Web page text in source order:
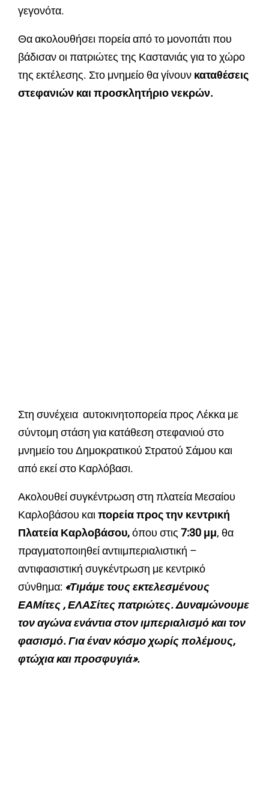
γεγονότα.
Θα ακολουθήσει πορεία από το μονοπάτι που
βάδισαν οι πατριώτες της Καστανιάς για το χώρο
της εκτέλεσης. Στο μνημείο θα γίνουν καταθέσεις
στεφανιών και προσκλητήριο νεκρών.
Στη συνέχεια αυτοκινητοπορεία προς Λέκκα με
σύντομη στάση για κατάθεση στεφανιού στο
μνημείο του Δημοκρατικού Στρατού Σάμου και
από εκεί στο Καρλόβασι.
Ακολουθεί συγκέντρωση στη πλατεία Μεσαίου
Καρλοβάσου καιπορεία προς την κεντρική
Πλατεία Καρλοβάσου,όπου στις 7:30 μμ, θα
πραγματοποιηθεί αντιιμπεριαλιστική –
αντιφασιστική συγκέντρωση με κεντρικό
σύνθημα: «Τιμάμε τους εκτελεσμένους
ΕΑΜίτες , ΕΛΑΣίτες πατριώτες. Δυναμώνουμε
τον αγώνα ενάντια στον ιμπεριαλισμό και τον
φασισμό. Για έναν κόσμο χωρίς πολέμους,
φτώχια και προσφυγιά».